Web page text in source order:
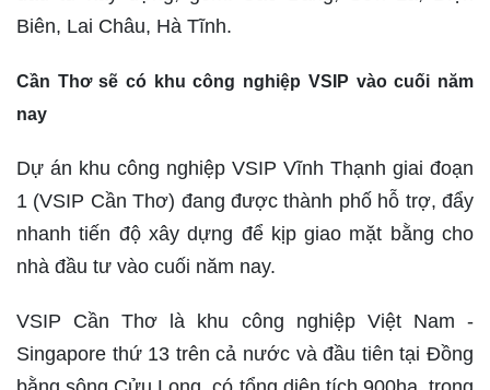
Biên, Lai Châu, Hà Tĩnh.
Cần Thơ sẽ có khu công nghiệp VSIP vào cuối năm
nay
Dự án khu công nghiệp VSIP Vĩnh Thạnh giai đoạn
1 (VSIP Cần Thơ) đang được thành phố hỗ trợ, đẩy
nhanh tiến độ xây dựng để kịp giao mặt bằng cho
nhà đầu tư vào cuối năm nay.
VSIP Cần Thơ là khu công nghiệp Việt Nam -
Singapore thứ 13 trên cả nước và đầu tiên tại Đồng